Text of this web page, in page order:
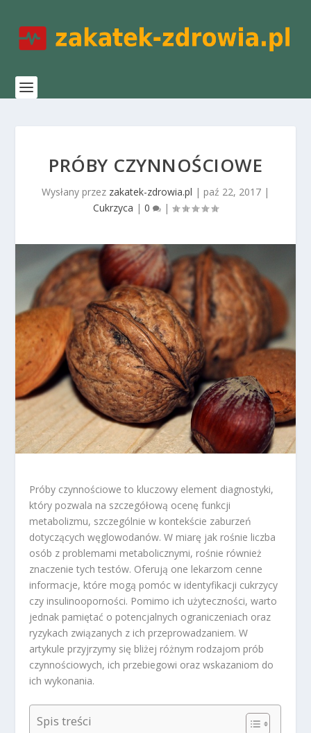
PRÓBY CZYNNOŚCIOWE
Wysłany przez zakatek-zdrowia.pl | paź 22, 2017 |
Cukrzyca | 0 |
Próby czynnościowe to kluczowy element diagnostyki,
który pozwala na szczegółową ocenę funkcji
metabolizmu, szczególnie w kontekście zaburzeń
dotyczących węglowodanów. W miarę jak rośnie liczba
osób z problemami metabolicznymi, rośnie również
znaczenie tych testów. Oferują one lekarzom cenne
informacje, które mogą pomóc w identyfikacji cukrzycy
czy insulinooporności. Pomimo ich użyteczności, warto
jednak pamiętać o potencjalnych ograniczeniach oraz
ryzykach związanych z ich przeprowadzaniem. W
artykule przyjrzymy się bliżej różnym rodzajom prób
czynnościowych, ich przebiegowi oraz wskazaniom do
ich wykonania.
Spis treści